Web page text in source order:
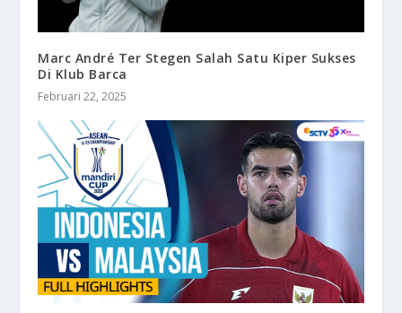
Marc André Ter Stegen Salah Satu Kiper Sukses
Di Klub Barca
Februari 22, 2025